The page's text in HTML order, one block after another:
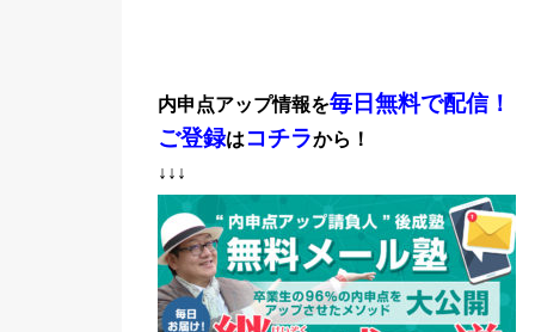
内申点アップ情報を毎日無料で配信！
ご登録はコチラから！
↓↓↓